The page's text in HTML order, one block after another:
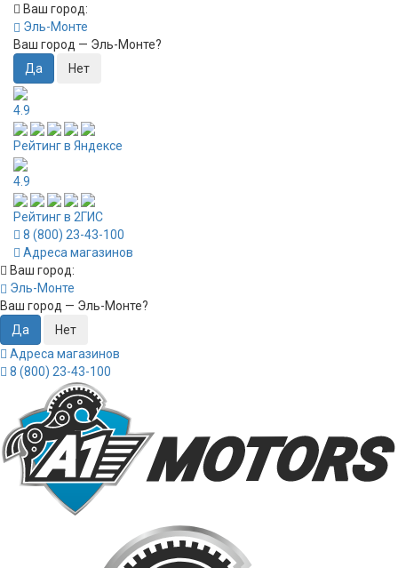
Ваш город:
Эль-Монте
Ваш город — Эль-Монте?
4.9
Рейтинг в Яндексе
4.9
Рейтинг в 2ГИС
8 (800) 23-43-100
Адреса магазинов
Ваш город:
Эль-Монте
Ваш город — Эль-Монте?
Адреса магазинов
8 (800) 23-43-100